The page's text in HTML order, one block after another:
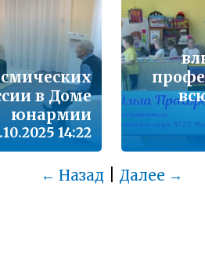
в Доме
юнармии
14:22
← Назад| Далее →